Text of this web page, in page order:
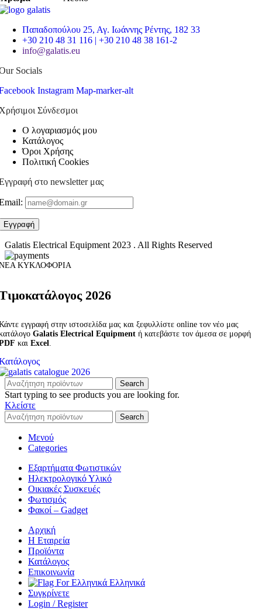
Παπαδοπούλου 25, Αγ. Ιωάννης Ρέντης, 182 33
+30 210 48 31 116 | +30 210 48 38 161-2
info@galatis.eu
Socials
Instagram Map-marker-alt
Σύνδεσμοι
Ο λογαριασμός μου
Κατάλογος
Όροι Χρήσης
Πολιτική Cookies
στο newsletter μας
Galatis Electrical Equipment2023 . All Rights Reserved
ΚΥΚΛΟΦΟΡΙΑ
2026
εγγραφή στην ιστοσελίδα μας και ξεφυλλίστε online τον νέο μας
Galatis Electrical Equipment ή κατεβάστε τον άμεσα σε μορφή
και Excel
Search
Start typing to see products you are looking for.
Κλείστε
Search
Μενού
Categories
Εξαρτήματα Φωτιστικών
Ηλεκτρολογικό Υλικό
Οικιακές Συσκευές
Φωτισμός
Φακοί – Gadget
Αρχική
Η Εταιρεία
Προϊόντα
Κατάλογος
Επικοινωνία
Ελληνικά
Συγκρίνετε
Login / Register